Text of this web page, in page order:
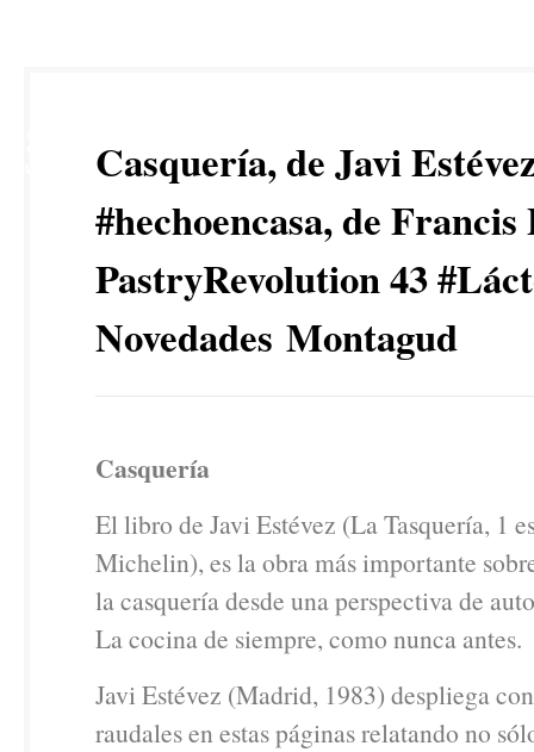
Casquería, de Javi
#hechoencasa, de Francis
PastryRevolution 43
Novedades Montagud
Casquería
El libro de Javi Estévez (La Tasquería, 1
Michelin), es la obra más importante
la casquería desde una perspectiva de
La cocina de siempre, como nunca antes.
Javi Estévez (Madrid, 1983) despliega
raudales en estas páginas relatando no